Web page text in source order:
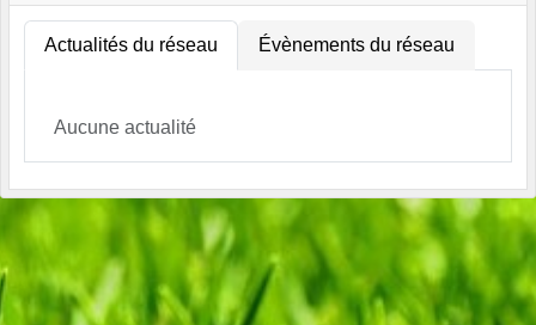
Actualités du réseau Évènements du réseau
Aucune actualité